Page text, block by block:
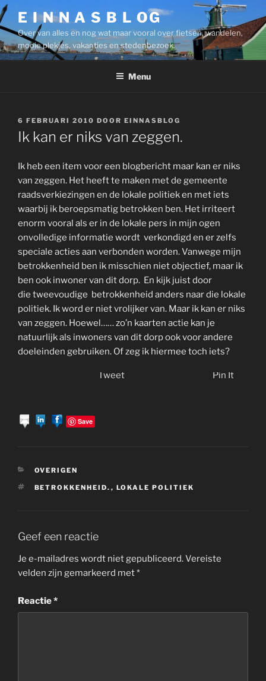
Ga
naar
de
inhoud
E I N N A S B L OG
Over van alles en nog wat maar vooral over fietsen, wandelen,
mooie plekjes, vakanties en stedenbezoek.
Menu
GEPLAATST
OP
6 FEBRUARI 2010 DOOR EINNASBLOG
Ik kan er niks van zeggen.
Ik heb een item voor een blogbericht maar kan er niks
van zeggen. Het heeft te maken met de gemeente
raadsverkiezingen en de lokale politiek en met iets
waarbij ik beroepsmatig betrokken ben. Het irriteert
enorm vooral als er in de lokale pers in mijn ogen
onvolledige informatie wordt verkondigd en er zelfs
speciale acties aan verbonden worden. Vanwege mijn
betrokkenheid ben ik misschien niet objectief, maar ik
ben ook inwoner van dit dorp. En kijk juist door
die tweevoudige betrokkenheid anders naar die lokale
politiek. Ik word er niet vrolijker van. Maar ik kan er niks
van zeggen. Hoewel…… zo’n kaarten actie kan je
natuurlijk als inwoners van dit dorp ook voor andere
doeleinden gebruiken. Of zeg ik hiermee toch iets?
Tweet Pin It
Save
CATEGORIEËN
OVERIGEN
TAGS
BETROKKENHEID. , LOKALE POLITIEK
Geef een reactie
Je e-mailadres wordt niet gepubliceerd.Vereiste
velden zijn gemarkeerd met*
Reactie*